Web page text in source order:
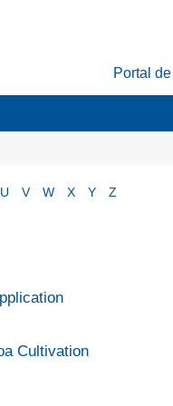
Portal
U V W X Y Z
Cultivation